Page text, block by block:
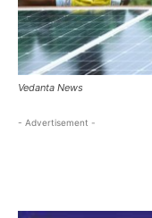
Vedanta News
- Advertisement -